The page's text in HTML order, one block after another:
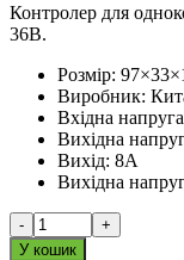
Контролер для
36В.
Розмір:
Виробник:
Вхідна
Вихідна
Вихід: 8А
Вихідна
-
+
У кошик